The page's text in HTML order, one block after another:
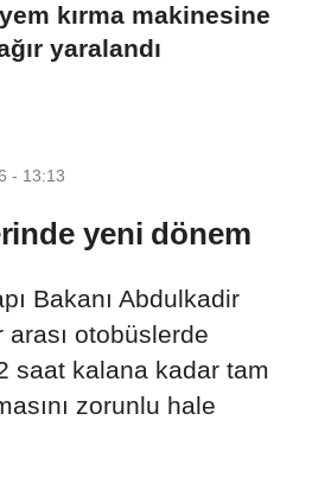
kırma makinesine
yaralandı
- 13:13
yeni dönem
Bakanı Abdulkadir
arası otobüslerde
saat kalana kadar tam
zorunlu hale